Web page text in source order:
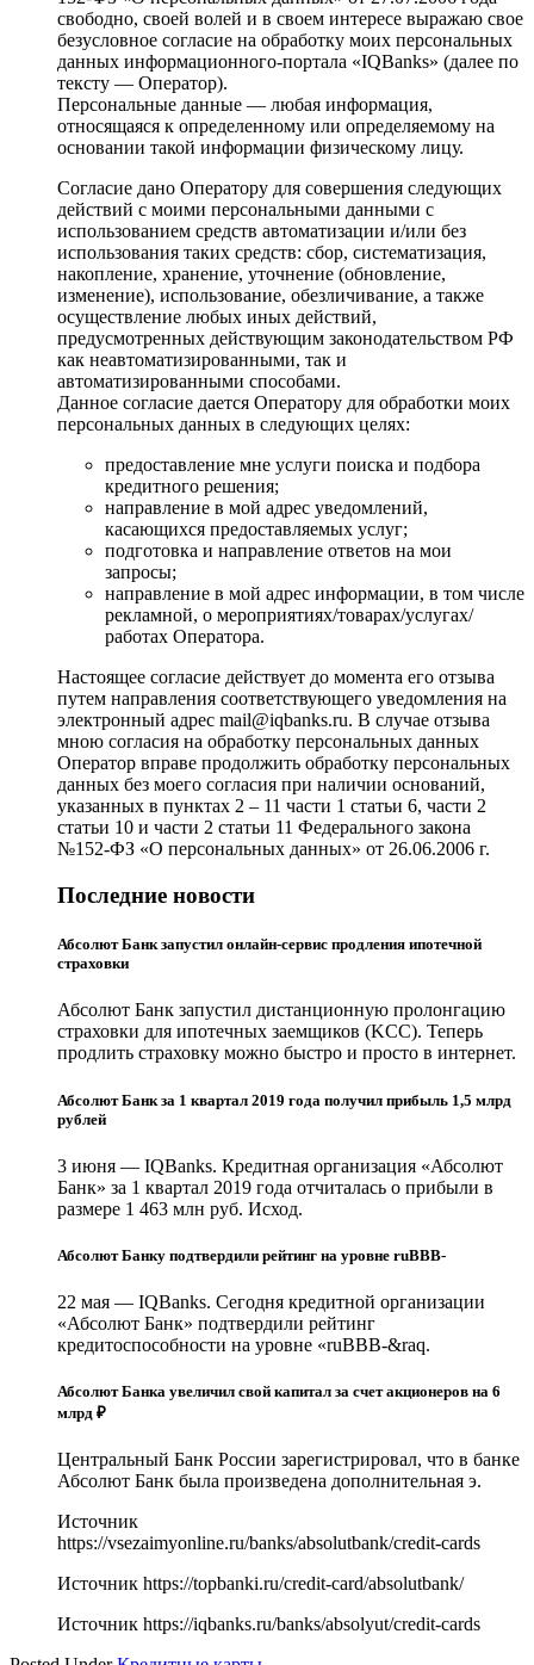
свободно, своей волей и в своем интересе выражаю свое
безусловное согласие на обработку моих персональных
данных информационного-портала «IQBanks» (далее по
тексту — Оператор).
Персональные данные — любая информация,
относящаяся к определенному или определяемому на
основании такой информации физическому лицу.
Согласие дано Оператору для совершения следующих
действий с моими персональными данными с
использованием средств автоматизации и/или без
использования таких средств: сбор, систематизация,
накопление, хранение, уточнение (обновление,
изменение), использование, обезличивание, а также
осуществление любых иных действий,
предусмотренных действующим законодательством РФ
как неавтоматизированными, так и
автоматизированными способами.
Данное согласие дается Оператору для обработки моих
персональных данных в следующих целях:
предоставление мне услуги поиска и подбора
кредитного решения;
направление в мой адрес уведомлений,
касающихся предоставляемых услуг;
подготовка и направление ответов на мои
запросы;
направление в мой адрес информации, в том числе
рекламной, о мероприятиях/товарах/услугах/
работах Оператора.
Настоящее согласие действует до момента его отзыва
путем направления соответствующего уведомления на
электронный адрес mail@iqbanks.ru. В случае отзыва
мною согласия на обработку персональных данных
Оператор вправе продолжить обработку персональных
данных без моего согласия при наличии оснований,
указанных в пунктах 2 – 11 части 1 статьи 6, части 2
статьи 10 и части 2 статьи 11 Федерального закона
№152-ФЗ «О персональных данных» от 26.06.2006 г.
Последние новости
Абсолют Банк запустил онлайн-сервис продления ипотечной
страховки
Абсолют Банк запустил дистанционную пролонгацию
страховки для ипотечных заемщиков (KCC). Теперь
продлить страховку можно быстро и просто в интернет.
Абсолют Банк за 1 квартал 2019 года получил прибыль 1,5 млрд
рублей
3 июня — IQBanks. Кредитная организация «Абсолют
Банк» за 1 квартал 2019 года отчиталась о прибыли в
размере 1 463 млн руб. Исход.
Абсолют Банку подтвердили рейтинг на уровне ruBBB-
22 мая — IQBanks. Сегодня кредитной организации
«Абсолют Банк» подтвердили рейтинг
кредитоспособности на уровне «ruBBB-&raq.
Абсолют Банка увеличил свой капитал за счет акционеров на 6
млрд ₽
Центральный Банк России зарегистрировал, что в банке
Абсолют Банк была произведена дополнительная э.
Источник
https://vsezaimyonline.ru/banks/absolutbank/credit-cards
Источник https://topbanki.ru/credit-card/absolutbank/
Источник https://iqbanks.ru/banks/absolyut/credit-cards